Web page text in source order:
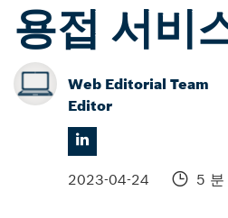
용접 서비
Web Editorial Team
Editor
2023-04-24 5 분